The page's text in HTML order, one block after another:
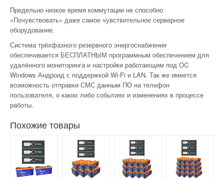
Предельно низкое время коммутации не способно
«Почувствовать» даже самое чувствительное серверное
оборудование.
Система трёхфазного резервного энергоснабжения
обеспечивается БЕСПЛАТНЫМ программным обеспечением для
удалённого мониторинга и настройки работающим под OC
Windows Андроид с поддержкой Wi-Fi и LAN. Так же имеется
возможность отправки СМС данным ПО на телефон
пользователя, о каких либо событиях и изменениях в процессе
работы.
Похожие товары